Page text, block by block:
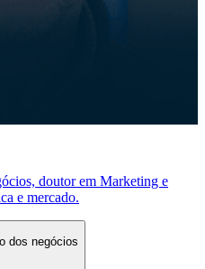
doutor em Marketing e
e mercado.
dos negócios